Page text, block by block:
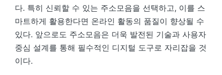
다. 특히 신뢰할 수 있는 주소모음을 선택하고, 이를 스
마트하게 활용한다면 온라인 활동의 품질이 향상될 수
있다. 앞으로도 주소모음은 더욱 발전된 기술과 사용자
중심 설계를 통해 필수적인 디지털 도구로 자리잡을 것
이다.